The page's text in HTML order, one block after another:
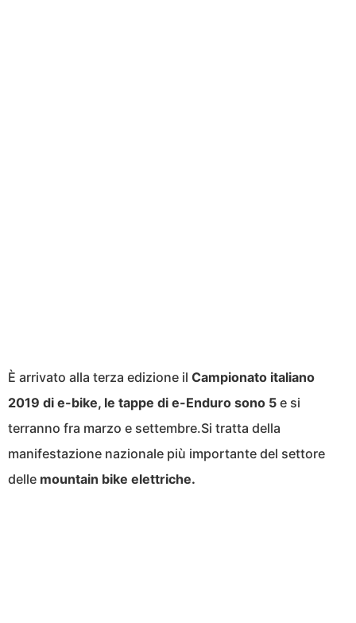
È arrivato alla terza edizione il Campionato italiano
2019 di e-bike, le tappe di e-Enduro sono 5 e si
terranno fra marzo e settembre.Si tratta della
manifestazione nazionale più importante del settore
delle mountain bike elettriche.